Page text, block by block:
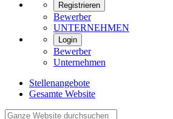
Registrieren
Bewerber
UNTERNEHMEN
Login
Bewerber
Unternehmen
Stellenangebote
Gesamte Website